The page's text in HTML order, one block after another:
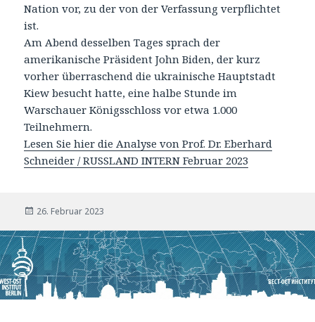
Nation vor, zu der von der Verfassung verpflichtet
ist.
Am Abend desselben Tages sprach der
amerikanische Präsident John Biden, der kurz
vorher überraschend die ukrainische Hauptstadt
Kiew besucht hatte, eine halbe Stunde im
Warschauer Königsschloss vor etwa 1.000
Teilnehmern.
Lesen Sie hier die Analyse von Prof. Dr. Eberhard
Schneider / RUSSLAND INTERN Februar 2023
Veröffentlicht
26. Februar 2023